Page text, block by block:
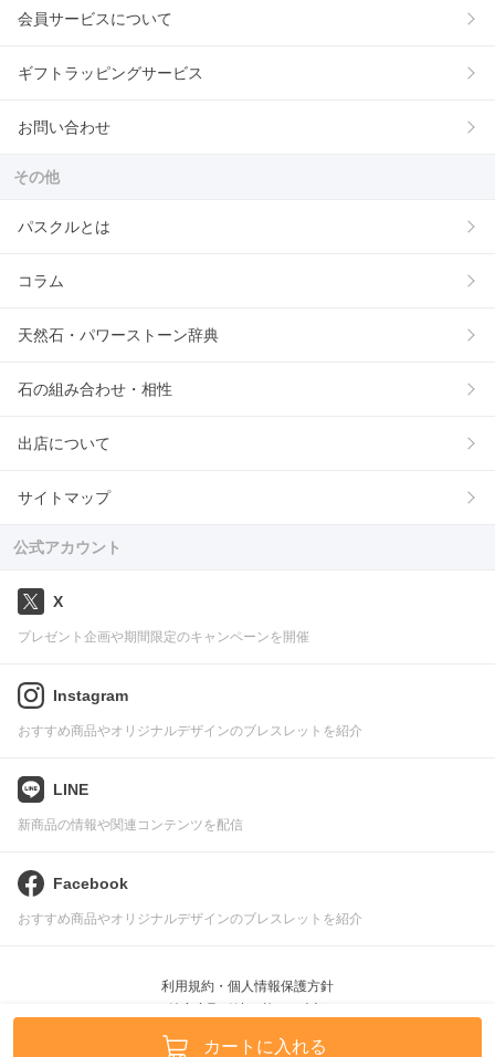
会員サービスについて
ギフトラッピングサービス
お問い合わせ
その他
パスクルとは
コラム
天然石・パワーストーン辞典
石の組み合わせ・相性
出店について
サイトマップ
公式アカウント
X
プレゼント企画や期間限定のキャンペーンを開催
Instagram
おすすめ商品やオリジナルデザインのブレスレットを紹介
LINE
新商品の情報や関連コンテンツを配信
Facebook
おすすめ商品やオリジナルデザインのブレスレットを紹介
利用規約・個人情報保護方針
Pascle © leafworks, Inc.